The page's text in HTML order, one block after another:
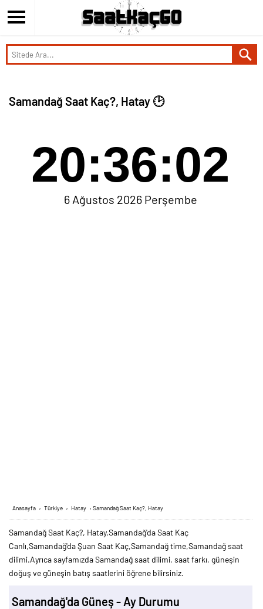
Samandağ Saat Kaç?, Hatay 🕑
20:36:02
6 Ağustos 2026 Perşembe
Anasayfa › Türkiye › Hatay › Samandağ Saat Kaç?, Hatay
Samandağ Saat Kaç?, Hatay,Samandağ'da Saat Kaç
Canlı,Samandağ'da Şuan Saat Kaç,Samandağ time,Samandağ saat
dilimi.Ayrıca sayfamızda Samandağ saat dilimi, saat farkı, güneşin
doğuş ve güneşin batış saatlerini öğrene bilirsiniz.
Samandağ'da Güneş - Ay Durumu